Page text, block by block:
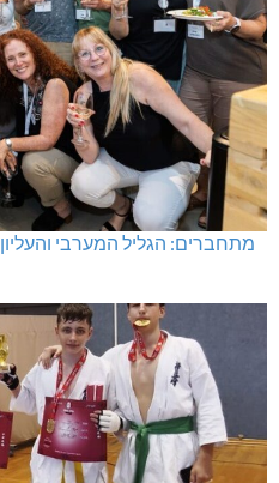
מתחברים: הגליל המערבי והעליון